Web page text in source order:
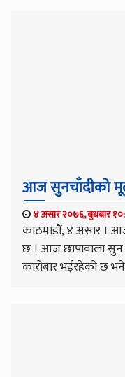
आज सुनचाँदीको
४ असार २०७६, बुधबार
काठमाडौँ, ४ असार ।
छ । आज छापावाला सुन
कारोबार भईरहेको छ